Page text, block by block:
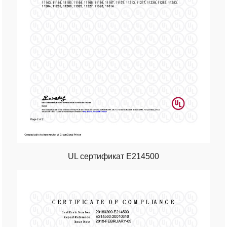
UL сертификат E214500